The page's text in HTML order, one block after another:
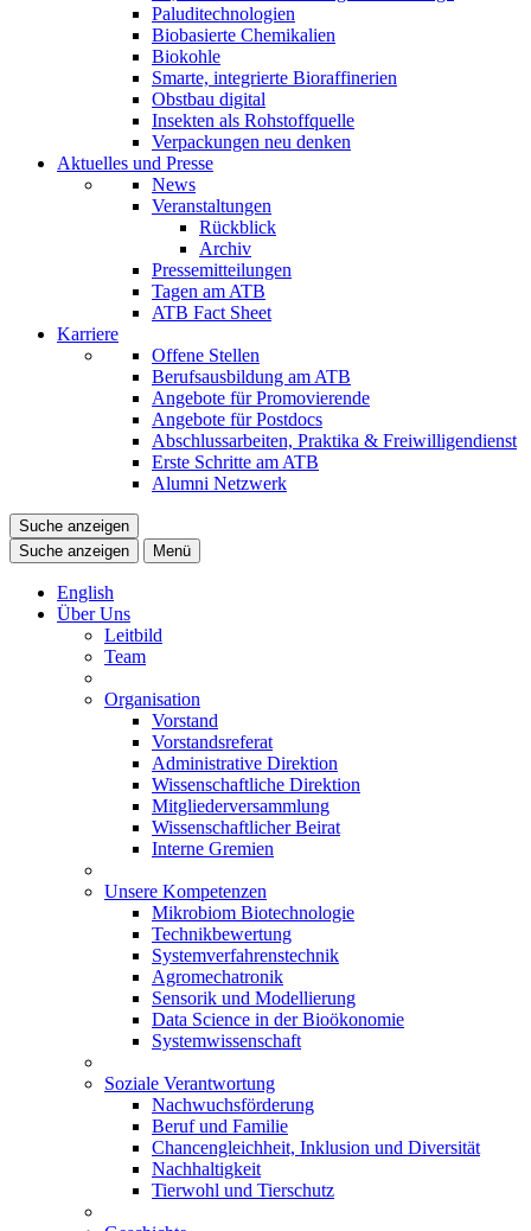
Paluditechnologien
Biobasierte Chemikalien
Biokohle
Smarte, integrierte Bioraffinerien
Obstbau digital
Insekten als Rohstoffquelle
Verpackungen neu denken
Aktuelles und Presse
News
Veranstaltungen
Rückblick
Archiv
Pressemitteilungen
Tagen am ATB
ATB Fact Sheet
Karriere
Offene Stellen
Berufsausbildung am ATB
Angebote für Promovierende
Angebote für Postdocs
Abschlussarbeiten, Praktika & Freiwilligendienst
Erste Schritte am ATB
Alumni Netzwerk
Suche anzeigen
Suche anzeigen
Menü
English
Über Uns
Leitbild
Team
Organisation
Vorstand
Vorstandsreferat
Administrative Direktion
Wissenschaftliche Direktion
Mitgliederversammlung
Wissenschaftlicher Beirat
Interne Gremien
Unsere Kompetenzen
Mikrobiom Biotechnologie
Technikbewertung
Systemverfahrenstechnik
Agromechatronik
Sensorik und Modellierung
Data Science in der Bioökonomie
Systemwissenschaft
Soziale Verantwortung
Nachwuchsförderung
Beruf und Familie
Chancengleichheit, Inklusion und Diversität
Nachhaltigkeit
Tierwohl und Tierschutz